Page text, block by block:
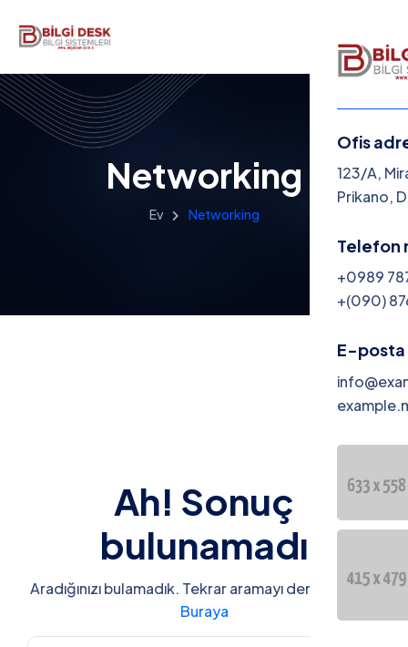
Menü
İletişim
Ofis
123/A,
Prikano,
Telefon
+0989
+(090)
E-posta
Networking
Ev Networking
Ah! Sonuç
bulunamadı
Aradığınızı bulamadık. Tekrar aramayı deneyin veya
Buraya